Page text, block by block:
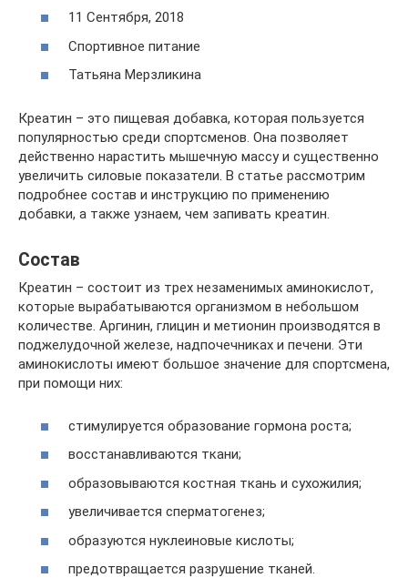
11 Сентября, 2018
Спортивное питание
Татьяна Мерзликина
Креатин – это пищевая добавка, которая пользуется
популярностью среди спортсменов. Она позволяет
действенно нарастить мышечную массу и существенно
увеличить силовые показатели. В статье рассмотрим
подробнее состав и инструкцию по применению
добавки, а также узнаем, чем запивать креатин.
Состав
Креатин – состоит из трех незаменимых аминокислот,
которые вырабатываются организмом в небольшом
количестве. Аргинин, глицин и метионин производятся в
поджелудочной железе, надпочечниках и печени. Эти
аминокислоты имеют большое значение для спортсмена,
при помощи них:
стимулируется образование гормона роста;
восстанавливаются ткани;
образовываются костная ткань и сухожилия;
увеличивается сперматогенез;
образуются нуклеиновые кислоты;
предотвращается разрушение тканей.